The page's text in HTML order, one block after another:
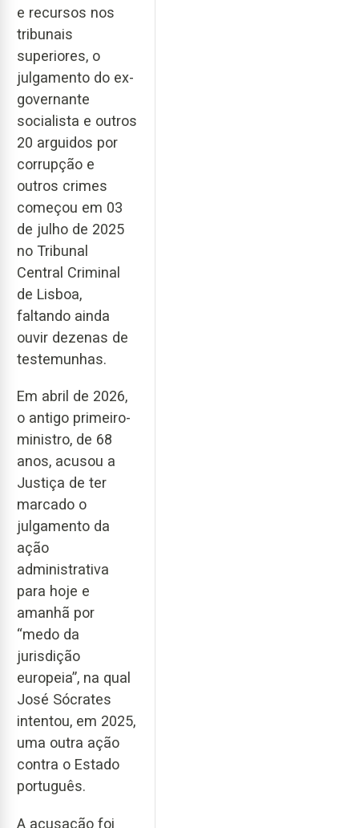
e recursos nos
tribunais
superiores, o
julgamento do ex-
governante
socialista e outros
20 arguidos por
corrupção e
outros crimes
começou em 03
de julho de 2025
no Tribunal
Central Criminal
de Lisboa,
faltando ainda
ouvir dezenas de
testemunhas.
Em abril de 2026,
o antigo primeiro-
ministro, de 68
anos, acusou a
Justiça de ter
marcado o
julgamento da
ação
administrativa
para hoje e
amanhã por
“medo da
jurisdição
europeia”, na qual
José Sócrates
intentou, em 2025,
uma outra ação
contra o Estado
português.
A acusação foi